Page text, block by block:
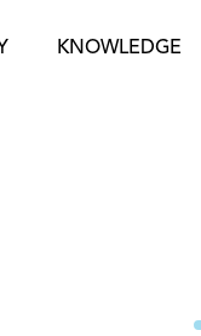
KNOWLEDGE